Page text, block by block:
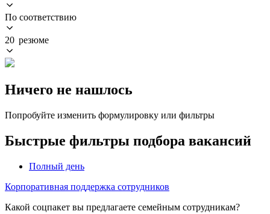
По соответствию
20 резюме
Ничего не нашлось
Попробуйте изменить формулировку или фильтры
Быстрые фильтры подбора вакансий
Полный день
Корпоративная поддержка сотрудников
Какой соцпакет вы предлагаете семейным сотрудникам?